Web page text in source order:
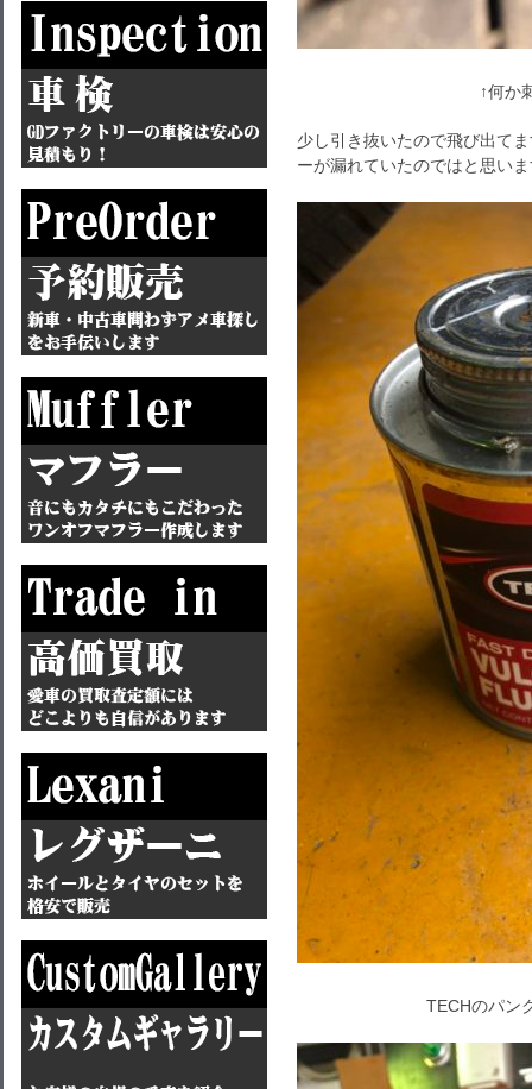
↑何か
少し引き抜いたので飛び出て
ーが漏れていたのではと思い
TECHのパン